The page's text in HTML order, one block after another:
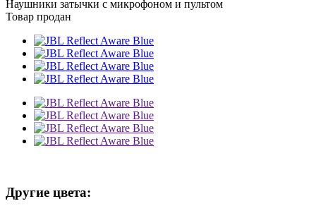
Наушники затычки с микрофоном и пультом
Товар продан
Другие цвета: